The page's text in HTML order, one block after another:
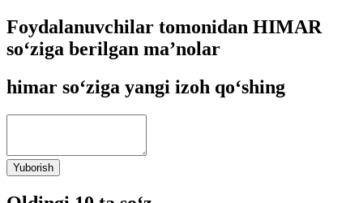
Foydalanuvchilar tomonidan HIMAR
so‘ziga berilgan ma’nolar
himar so‘ziga yangi izoh qo‘shing
Yuborish